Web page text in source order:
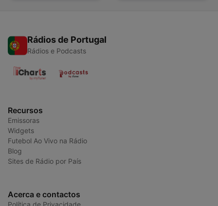
Rádios de Portugal
Rádios e Podcasts
Recursos
Emissoras
Widgets
Futebol Ao Vivo na Rádio
Blog
Sites de Rádio por País
Acerca e contactos